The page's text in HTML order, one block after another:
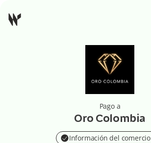
Pago a
Oro Colombia
Información del comercio